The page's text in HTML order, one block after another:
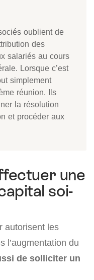
oublient de
des
salariés au cours
Lorsque c’est
simplement
réunion. Ils
la résolution
et procéder aux
une
soi-
autorisent les
l’augmentation du
de solliciter un